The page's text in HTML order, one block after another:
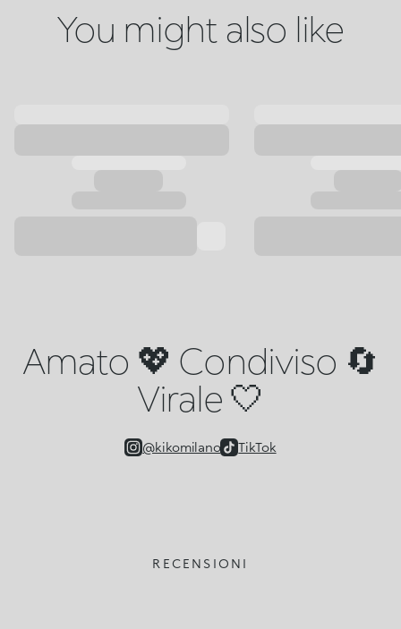
You might also like
Amato 💖 Condiviso 🔄
Virale 🤍
@kikomilano TikTok
RECENSIONI